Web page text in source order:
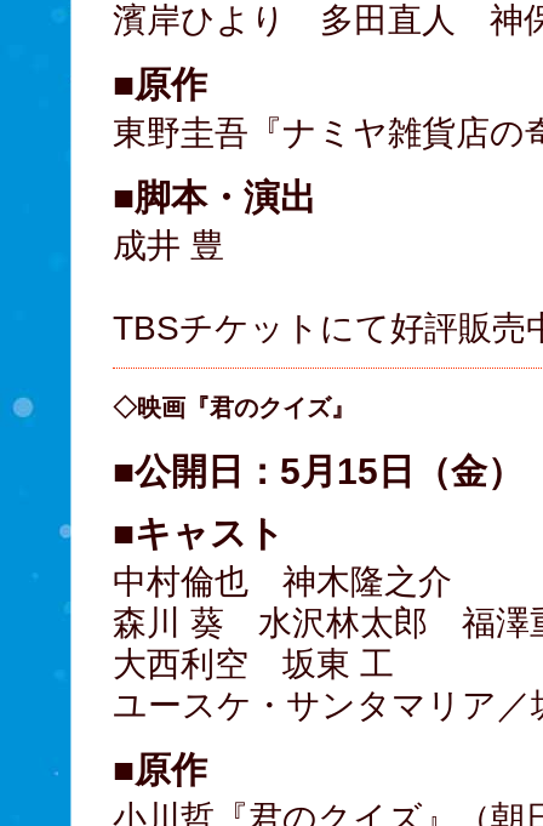
濱岸ひより 多田直人 神
■原作
東野圭吾『ナミヤ雑貨店の
■脚本・演出
成井 豊
TBSチケットにて好評販売
◇映画『君のクイズ』
■公開日：5月15日（金）
■キャスト
中村倫也 神木隆之介
森川 葵 水沢林太郎 福
大西利空 坂東 工
ユースケ・サンタマリア
■原作
小川哲『君のクイズ』（朝